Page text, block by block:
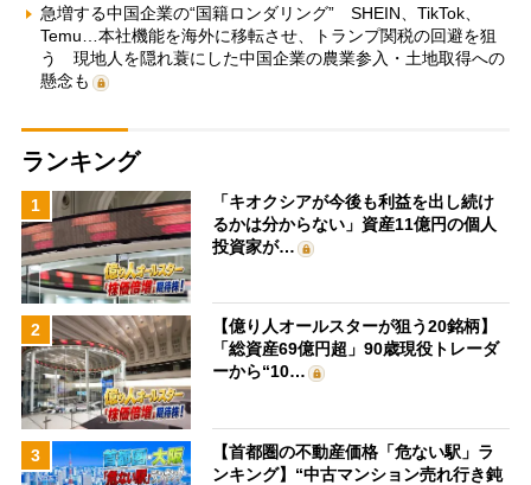
急増する中国企業の“国籍ロンダリング” SHEIN、TikTok、
Temu…本社機能を海外に移転させ、トランプ関税の回避を狙
う 現地人を隠れ蓑にした中国企業の農業参入・土地取得への
懸念も
ランキング
1
「キオクシアが今後も利益を出し続け
るかは分からない」資産11億円の個人
投資家が…
2
【億り人オールスターが狙う20銘柄】
「総資産69億円超」90歳現役トレーダ
ーから“10…
3
【首都圏の不動産価格「危ない駅」ラ
ンキング】“中古マンション売れ行き鈍